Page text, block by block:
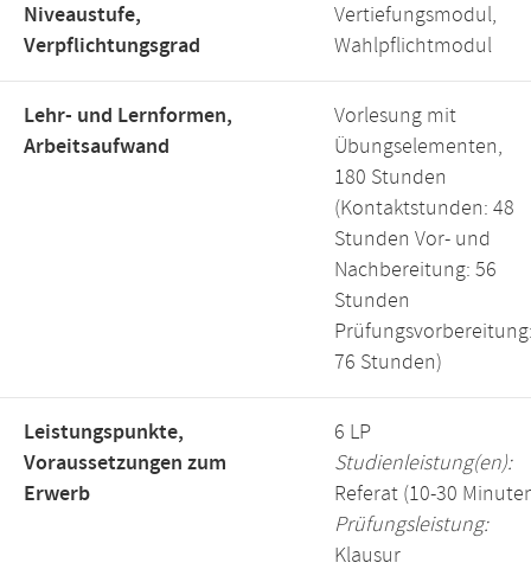
Niveaustufe,
Verpflichtungsgrad
Vertiefungsmodul,
Wahlpflichtmodul
Lehr- und Lernformen,
Arbeitsaufwand
Vorlesung mit
Übungselementen,
180 Stunden
(Kontaktstunden: 48
Stunden Vor- und
Nachbereitung: 56
Stunden
76 Stunden)
Leistungspunkte,
Voraussetzungen zum
Erwerb
6 LP
Studienleistung(en):
Referat (10-30
Prüfungsleistung:
Klausur